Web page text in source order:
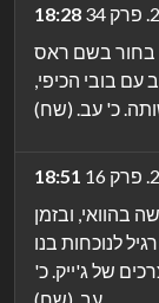
18:28
בחור בשם ראס
עם בובי הכיפי,
18:51
בהוואי, ובזמן
לנוכחות בנו
של ג'ייק. כ'